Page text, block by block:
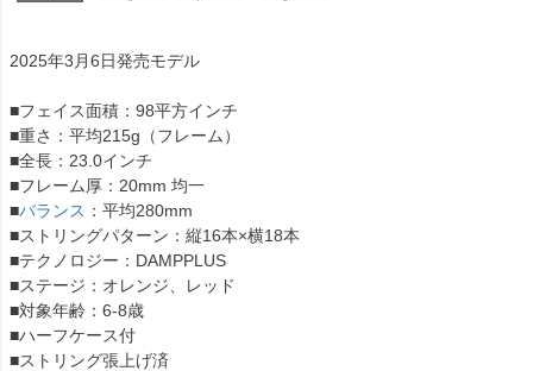
2025年3月6日発売モデル
■フェイス面積：98平方インチ
■重さ：平均215g（フレーム）
■全長：23.0インチ
■フレーム厚：20mm 均一
■バランス ：平均280mm
■ストリングパターン：縦16本×横18本
■テクノロジー：DAMPPLUS
■ステージ：オレンジ、レッド
■対象年齢：6-8歳
■ハーフケース付
■ストリング張上げ済